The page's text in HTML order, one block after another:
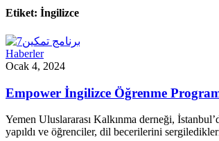
Etiket: İngilizce
Haberler
Ocak 4, 2024
Empower İngilizce Öğrenme
Yemen Uluslararası Kalkınma derneği,
yapıldı ve öğrenciler, dil becerilerini